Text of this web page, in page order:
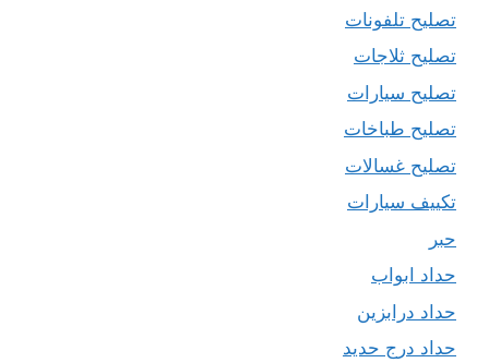
تصليح تلفونات
تصليح ثلاجات
تصليح سيارات
تصليح طباخات
تصليح غسالات
تكييف سيارات
حبر
حداد ابواب
حداد درابزين
حداد درج حديد